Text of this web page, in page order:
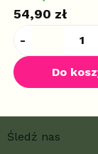
kapsułek
54,90 zł
Śledź nas